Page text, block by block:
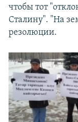
чтобы тот
Сталину". "На
резолюции.